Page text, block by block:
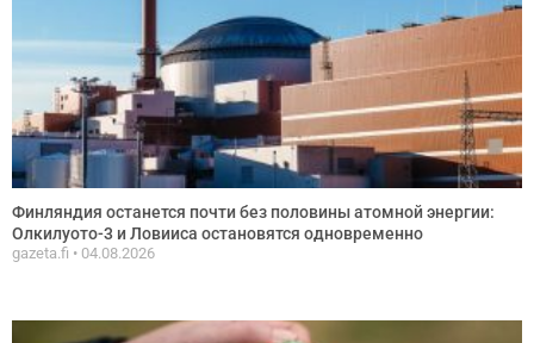
Финляндия останется почти без половины атомной энергии:
Олкилуото-3 и Ловииса остановятся одновременно
gazeta.fi 04.08.2026